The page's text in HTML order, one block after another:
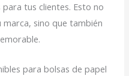
para tus clientes. Esto no
sino que también
para bolsas de papel